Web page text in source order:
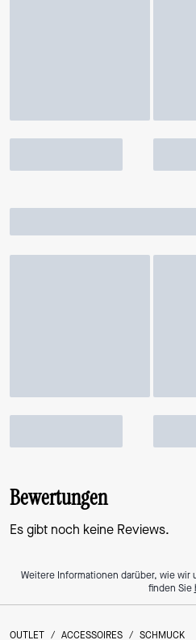
Bewertungen
Es gibt noch keine Reviews.
Weitere Informationen darüber, wie
finden Sie
OUTLET / ACCESSOIRES / SCHMUCK